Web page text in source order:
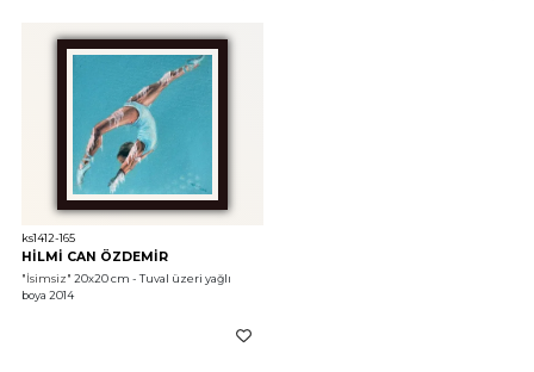
ks1412-165
HİLMİ CAN ÖZDEMİR
"İsimsiz" 20x20 cm - Tuval üzeri yağlı
boya 2014